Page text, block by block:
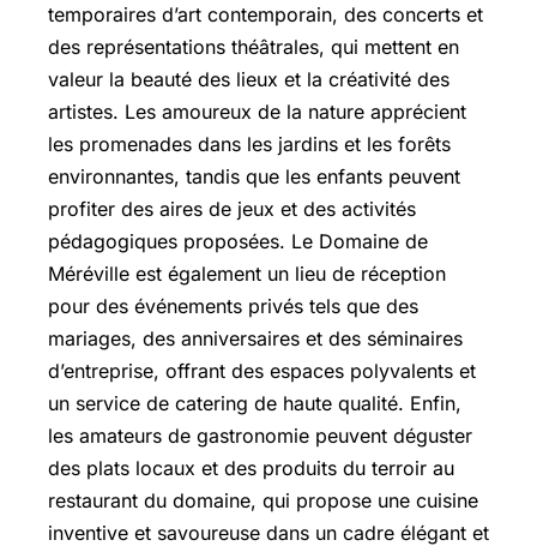
temporaires d’art contemporain, des concerts et
des représentations théâtrales, qui mettent en
valeur la beauté des lieux et la créativité des
artistes. Les amoureux de la nature apprécient
les promenades dans les jardins et les forêts
environnantes, tandis que les enfants peuvent
profiter des aires de jeux et des activités
pédagogiques proposées. Le Domaine de
Méréville est également un lieu de réception
pour des événements privés tels que des
mariages, des anniversaires et des séminaires
d’entreprise, offrant des espaces polyvalents et
un service de catering de haute qualité. Enfin,
les amateurs de gastronomie peuvent déguster
des plats locaux et des produits du terroir au
restaurant du domaine, qui propose une cuisine
inventive et savoureuse dans un cadre élégant et